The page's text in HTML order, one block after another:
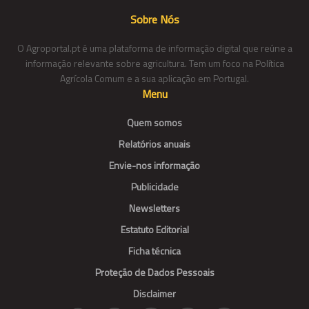
Sobre Nós
O Agroportal.pt é uma plataforma de informação digital que reúne a
informação relevante sobre agricultura. Tem um foco na Política
Agrícola Comum e a sua aplicação em Portugal.
Menu
Quem somos
Relatórios anuais
Envie-nos informação
Publicidade
Newsletters
Estatuto Editorial
Ficha técnica
Proteção de Dados Pessoais
Disclaimer